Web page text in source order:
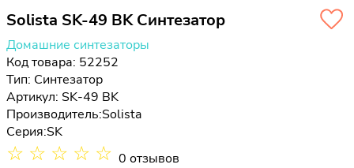
Solista SK-49 BK Синтезатор
Домашние синтезаторы
Код товара: 52252
Тип: Синтезатор
Артикул: SK-49 BK
Производитель:Solista
Серия:SK
☆ ☆ ☆ ☆ ☆ 0 отзывов